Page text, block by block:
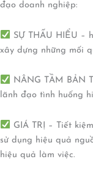
đạo doanh nghiệp:
SỰ THẤU HIỂU –
xây dựng những mối
NÂNG TẦM BẢN
lãnh đạo tình huống
GIÁ TRỊ – Tiết
sử dụng hiệu quả
hiệu quả làm việc.